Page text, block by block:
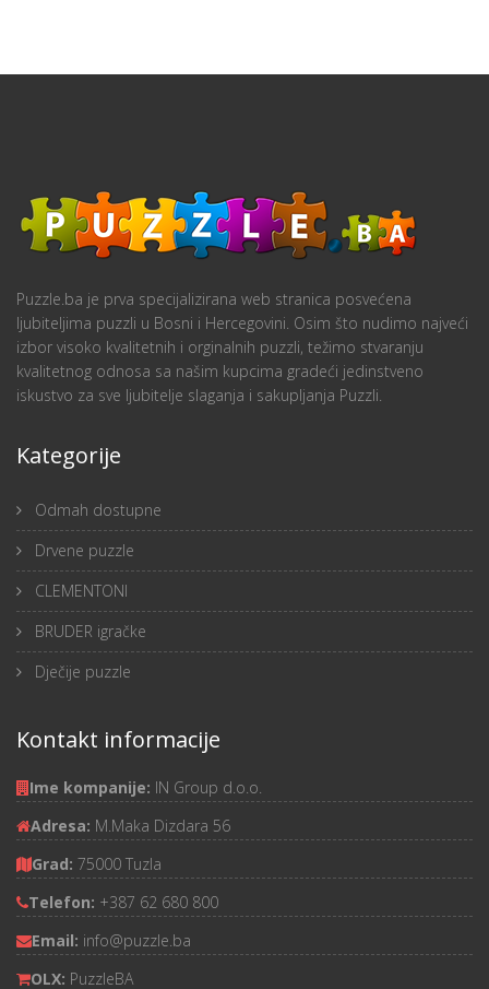
Puzzle.ba je prva specijalizirana web stranica posvećena
ljubiteljima puzzli u Bosni i Hercegovini. Osim što nudimo najveći
izbor visoko kvalitetnih i orginalnih puzzli, težimo stvaranju
kvalitetnog odnosa sa našim kupcima gradeći jedinstveno
iskustvo za sve ljubitelje slaganja i sakupljanja Puzzli.
Kategorije
Odmah dostupne
Drvene puzzle
CLEMENTONI
BRUDER igračke
Dječije puzzle
Kontakt informacije
Ime kompanije: IN Group d.o.o.
Adresa: M.Maka Dizdara 56
Grad: 75000 Tuzla
Telefon: +387 62 680 800
Email: info@puzzle.ba
OLX: PuzzleBA